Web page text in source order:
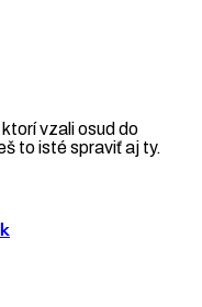
vzali osud do
to isté spraviť aj ty.